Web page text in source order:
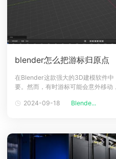
blender怎么把游标归原点
在Blender这款强大的3D建模软件中
要。然而，有时游标可能会意外移动
blender游标归原点教程游标归原点
2024-09-18 Blende...